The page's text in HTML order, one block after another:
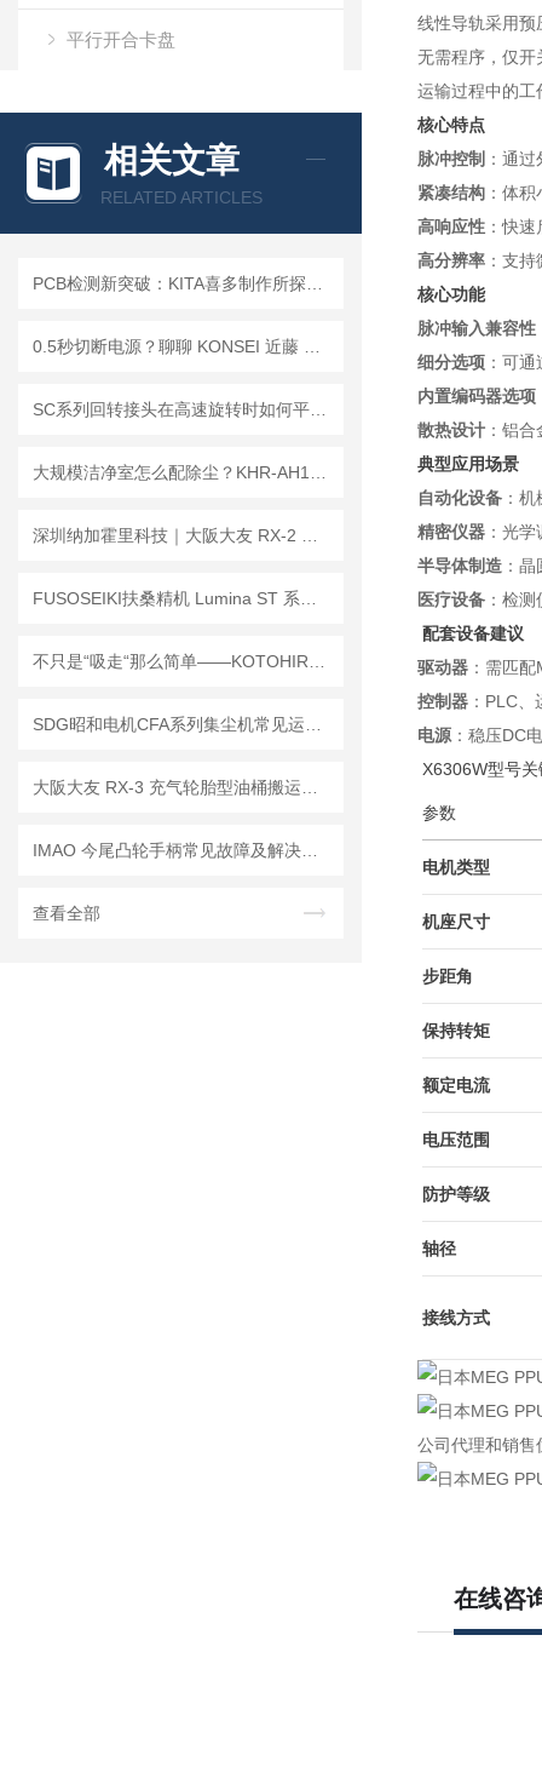
平行开合卡盘
查看全部产品 >>
相关文章
RELATED ARTICLES
查看全部
线性导轨采用预
无需程序，仅开
运输过程中的工
核心特点
脉冲控制 ：通
紧凑结构：体积
高响应性：快速
高分辨率：支持
核心功能
脉冲输入兼容性
细分选项：可通
内置编码器选项
散热设计：铝合
典型应用场景
自动化设备：机
精密仪器：光学
半导体制造：晶
医疗设备：检测
配套设备建议
驱动器：需匹配
控制器：PLC、
电源：稳压DC
X6306W型号
参数
电机类型
机座尺寸
步距角
保持转矩
额定电流
电压范围
防护等级
轴径
接线方式
公司代理和销售
在线咨